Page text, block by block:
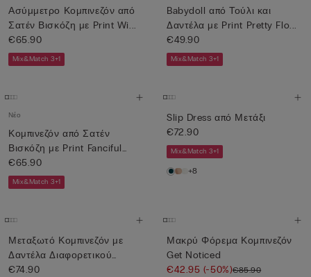
Ασύμμετρο Κομπινεζόν από
Σατέν Βισκόζη με Print Wi...
€65.90
Mix&Match 3+1
Babydoll από Τούλι και
Δαντέλα με Print Pretty Flo...
€49.90
Mix&Match 3+1
Νέο
Κομπινεζόν από Σατέν
Βισκόζη με Print Fanciful
Flo...
€65.90
Mix&Match 3+1
Slip Dress από Μετάξι
€72.90
Mix&Match 3+1
+8
Μεταξωτό Κομπινεζόν με
Δαντέλα Διαφορετικού
Χρώματ...
€74.90
Μακρύ Φόρεμα Κομπινεζόν
Get Noticed
€42.95 (-50%)€85.90